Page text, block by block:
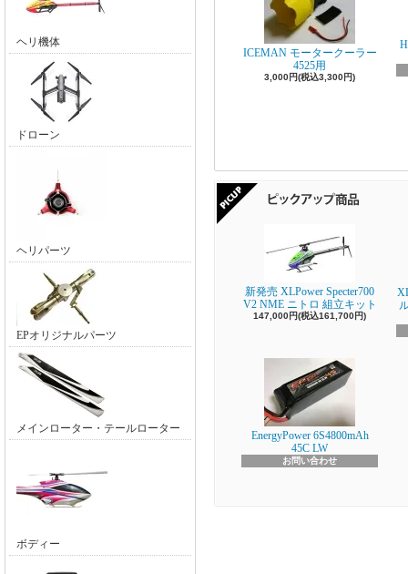
ヘリ機体
ドローン
ヘリパーツ
EPオリジナルパーツ
メインローター・テールローター
ボディー
ICEMAN モータークーラー
4525用
3,000円(税込3,300円)
新発売 XLPower Specter700
V2 NME ニトロ 組立キット
147,000円(税込161,700円)
EnergyPower 6S4800mAh
45C LW
お問い合わせ